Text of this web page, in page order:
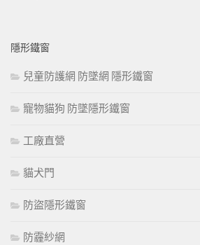
隱形鐵窗
兒童防護網 防墜網 隱形鐵窗
寵物貓狗 防墜隱形鐵窗
工廠直營
貓犬門
防盜隱形鐵窗
防霾紗網